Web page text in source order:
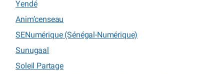
Yendé
Anim’censeau
SENumérique (Sénégal-Numérique)
Sunugaal
Soleil Partage